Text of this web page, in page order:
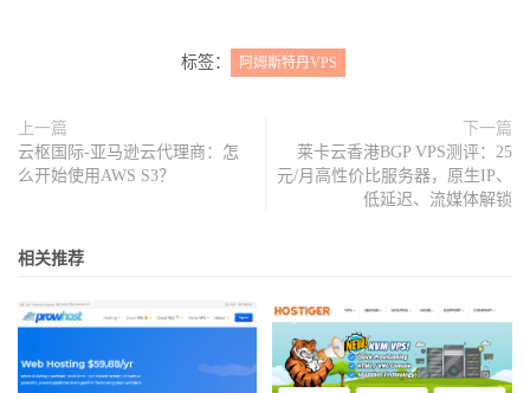
标签： 阿姆斯特丹VPS
上一篇
云枢国际-亚马逊云代理商：怎
么开始使用AWS S3？
下一篇
莱卡云香港BGP VPS测评：25
元/月高性价比服务器，原生IP、
低延迟、流媒体解锁
相关推荐